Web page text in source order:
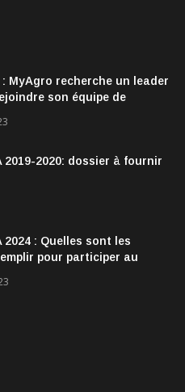
: MyAgro recherche un leader
son équipe de
2019-2020: dossier à fournir
2024 : Quelles sont les
pour participer au